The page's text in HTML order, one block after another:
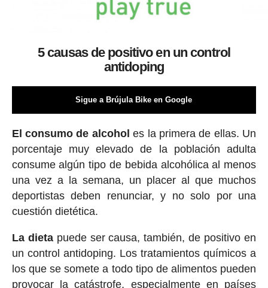
5 causas de positivo en un control
antidoping
Sigue a Brújula Bike en Google
El consumo de alcohol es la primera de ellas. Un
porcentaje muy elevado de la población adulta
consume algún tipo de bebida alcohólica al menos
una vez a la semana, un placer al que muchos
deportistas deben renunciar, y no solo por una
cuestión dietética.
La dietapuede ser causa, también, de positivo en
un control antidoping. Los tratamientos químicos a
los que se somete a todo tipo de alimentos pueden
provocar la catástrofe, especialmente en países